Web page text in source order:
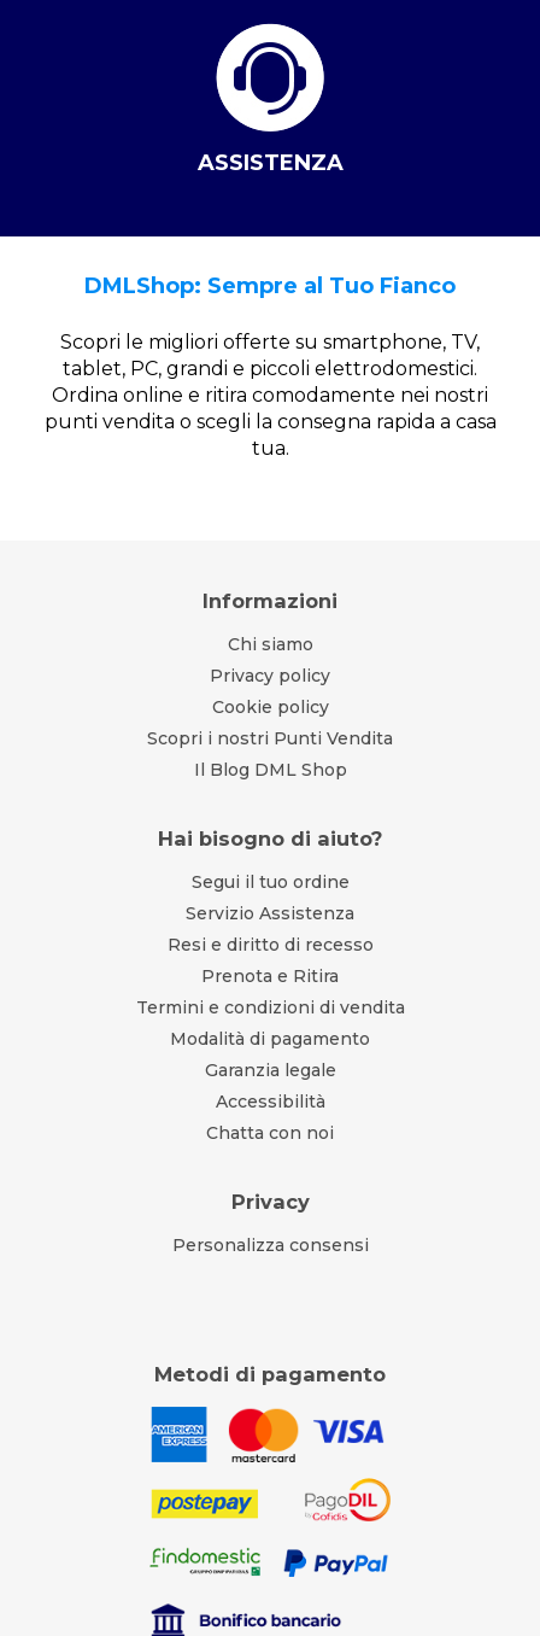
ASSISTENZA
DMLShop: Sempre al Tuo Fianco
Scopri le migliori offerte su smartphone, TV,
tablet, PC, grandi e piccoli elettrodomestici.
Ordina online e ritira comodamente nei nostri
punti vendita o scegli la consegna rapida a casa
tua.
Informazioni
Chi siamo
Privacy policy
Cookie policy
Scopri i nostri Punti Vendita
Il Blog DML Shop
Hai bisogno di aiuto?
Segui il tuo ordine
Servizio Assistenza
Resi e diritto di recesso
Prenota e Ritira
Termini e condizioni di vendita
Modalità di pagamento
Garanzia legale
Accessibilità
Chatta con noi
Privacy
Personalizza consensi
Metodi di pagamento